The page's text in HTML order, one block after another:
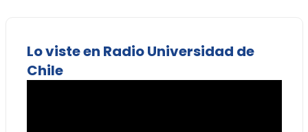
Lo viste en Radio Universidad de
Chile